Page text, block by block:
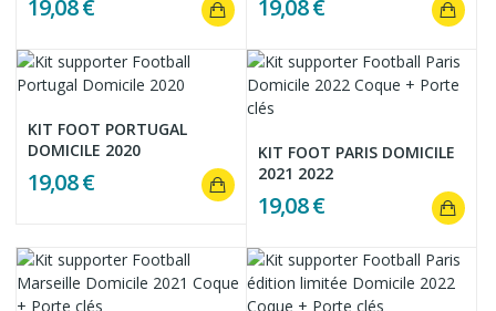
19,08 € 19,08 €
KIT FOOT PORTUGAL
DOMICILE 2020
19,08 €
KIT FOOT PARIS DOMICILE
2021 2022
19,08 €